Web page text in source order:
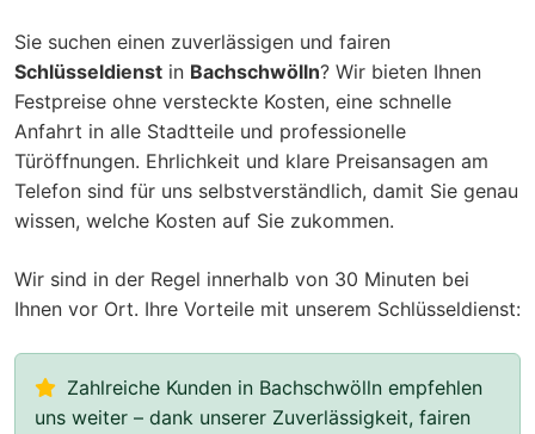
Sie suchen einen zuverlässigen und fairen
Schlüsseldienst in Bachschwölln? Wir bieten Ihnen
Festpreise ohne versteckte Kosten, eine schnelle
Anfahrt in alle Stadtteile und professionelle
Türöffnungen. Ehrlichkeit und klare Preisansagen am
Telefon sind für uns selbstverständlich, damit Sie genau
wissen, welche Kosten auf Sie zukommen.
Wir sind in der Regel innerhalb von 30 Minuten bei
Ihnen vor Ort. Ihre Vorteile mit unserem Schlüsseldienst:
Zahlreiche Kunden in Bachschwölln empfehlen
uns weiter – dank unserer Zuverlässigkeit, fairen